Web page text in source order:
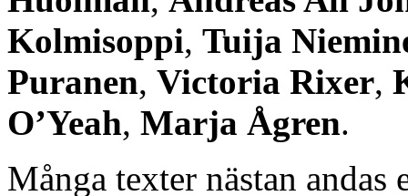
Kolmisoppi, Tuija
Puranen, Victoria Rixer,
O’Yeah, Marja Ågren.
Många texter nästan